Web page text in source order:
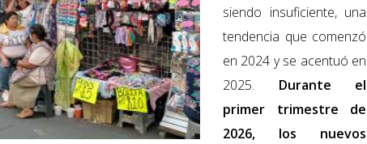
siendo insuficiente, una
tendencia que comenzó
en 2024 y se acentuó en
2025. Durante el
primer trimestre de
2026, los nuevos